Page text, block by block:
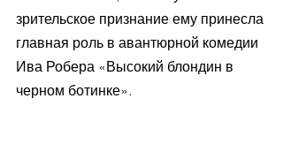
зрительское признание ему принесла
главная роль в авантюрной комедии
Ива Робера «Высокий блондин в
черном ботинке».